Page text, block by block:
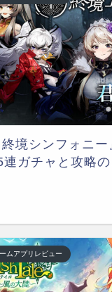
終境シンフォニ
連ガチャと攻略の
ムアプリレビュー